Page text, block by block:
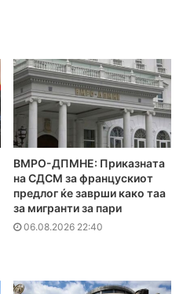
ВМРО-ДПМНЕ: Приказната
на СДСМ за францускиот
предлог ќе заврши како таа
за мигранти за пари
06.08.2026 22:40